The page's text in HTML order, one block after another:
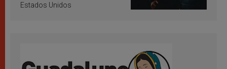
Estados Unidos